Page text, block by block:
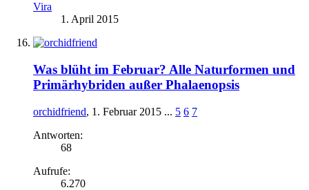
Vira
1. April 2015
Was blüht im Februar? Alle Naturformen und
Primärhybriden außer Phalaenopsis
orchidfriend, 1. Februar 2015 ... 5 6 7
Antworten:
68
Aufrufe:
6.270